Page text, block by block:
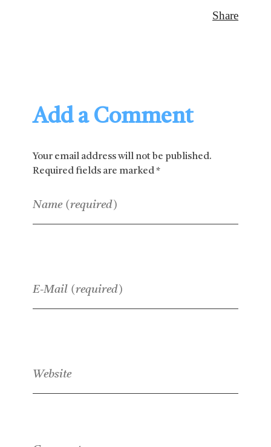
Add a Comment
Your email address will not be published.
Required fields are marked *